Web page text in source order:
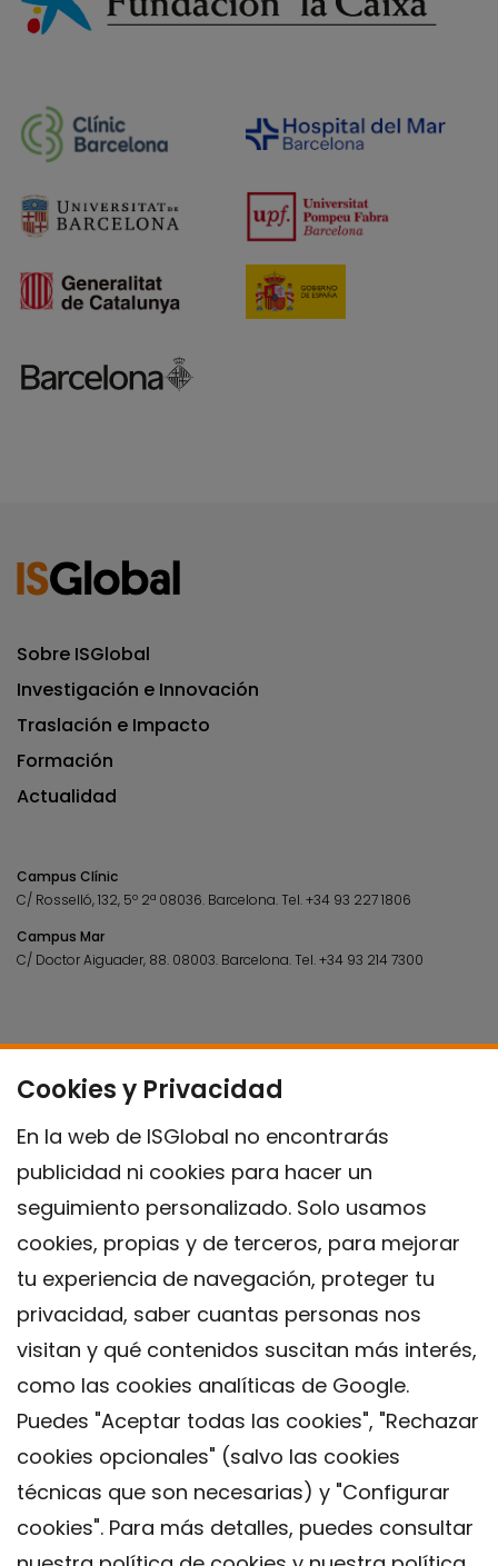
Cookies y Privacidad
En la web de ISGlobal no encontrarás
publicidad ni cookies para hacer un
seguimiento personalizado. Solo usamos
cookies, propias y de terceros, para mejorar
tu experiencia de navegación, proteger tu
privacidad, saber cuantas personas nos
visitan y qué contenidos suscitan más interés,
como las cookies analíticas de Google.
Puedes "Aceptar todas las cookies", "Rechazar
cookies opcionales" (salvo las cookies
técnicas que son necesarias) y "Configurar
cookies". Para más detalles, puedes consultar
Sobre ISGlobal
Investigación e Innovación
Traslación e Impacto
Formación
Actualidad
Campus Clínic
C/ Rosselló, 132, 5º 2ª 08036. Barcelona.Tel.+34 93 227 1806
Campus Mar
C/ Doctor Aiguader, 88. 08003. Barcelona.Tel.+34 93 214 7300
Contacto